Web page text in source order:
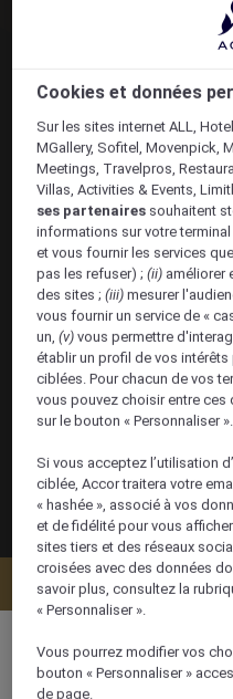
Vérifier
Cookies et données
Sur les sites internet ALL,
MGallery, Sofitel, Movenpick,
Meetings, Travelpros,
Villas, Activities & Events,
ses partenaires souhaitent
informations sur votre
et vous fournir les services
pas les refuser) ;(ii) améliorer
des sites ;(iii) mesurer
vous fournir un service de «
un,(v)vous permettre
établir un profil de vos
ciblées. Pour chacun de vos
vous pouvez choisir entre
sur le bouton « Personnaliser ».
Si vous acceptez l’utilisation
ciblée, Accor traitera votre
« hashée », associé à vos
et de fidélité pour vous
sites tiers et des réseaux
croisées avec des données
savoir plus, consultez la
« Personnaliser ».
Vous pourrez modifier vos
bouton « Personnaliser »
de page.